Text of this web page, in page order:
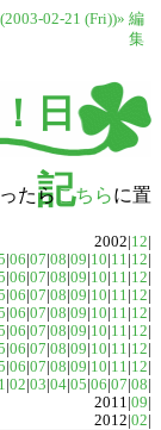
02-21 (Fri))» 編
集
日
記
たら こちらに置
2002|12|
|06|07|08|09|10|11|12|
|06|07|08|09|10|11|12|
|06|07|08|09|10|11|12|
|06|07|08|09|10|11|12|
|06|07|08|09|10|11|12|
|06|07|08|09|10|11|12|
|06|07|08|09|10|11|12|
|02|03|04|05|06|07|08|
2011|09|
2012|02|